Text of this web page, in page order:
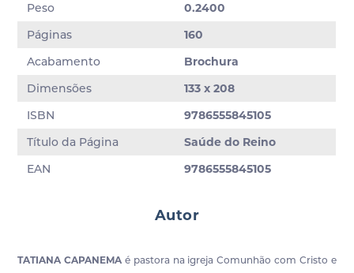
Peso
0.2400
Páginas
160
Acabamento
Brochura
Dimensões
133 x 208
ISBN
9786555845105
Título da Página
Saúde do Reino
EAN
9786555845105
Autor
TATIANA CAPANEMA é pastora na igreja Comunhão com Cristo e